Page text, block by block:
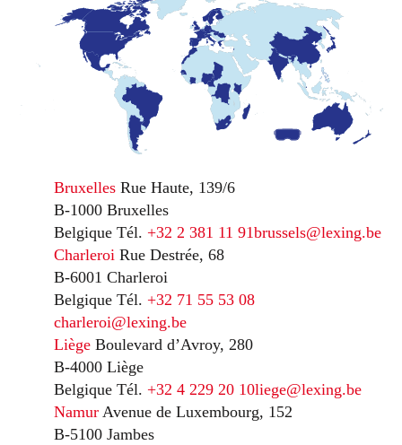
Bruxelles Rue Haute, 139/6
B-1000 Bruxelles
Belgique Tél. +32 2 381 11 91brussels@lexing.be
Charleroi Rue Destrée, 68
B-6001 Charleroi
Belgique Tél. +32 71 55 53 08
charleroi@lexing.be
Liège Boulevard d’Avroy, 280
B-4000 Liège
Belgique Tél. +32 4 229 20 10liege@lexing.be
Namur Avenue de Luxembourg, 152
B-5100 Jambes